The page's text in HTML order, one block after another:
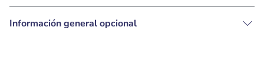
Información general opcional